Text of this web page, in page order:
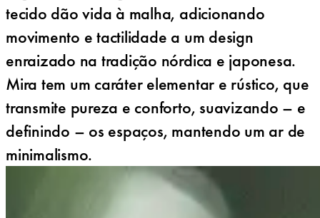
tecido dão vida à malha, adicionando
movimento e tactilidade a um design
enraizado na tradição nórdica e japonesa.
Mira tem um caráter elementar e rústico, que
transmite pureza e conforto, suavizando – e
definindo – os espaços, mantendo um ar de
minimalismo.